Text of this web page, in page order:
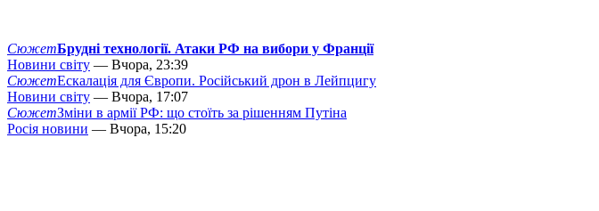
СюжетБрудні технології. Атаки РФ на вибори у Франції
Новини світу — Вчора, 23:39
СюжетЕскалація для Європи. Російський дрон в Лейпцигу
Новини світу — Вчора, 17:07
СюжетЗміни в армії РФ: що стоїть за рішенням Путіна
Росія новини — Вчора, 15:20